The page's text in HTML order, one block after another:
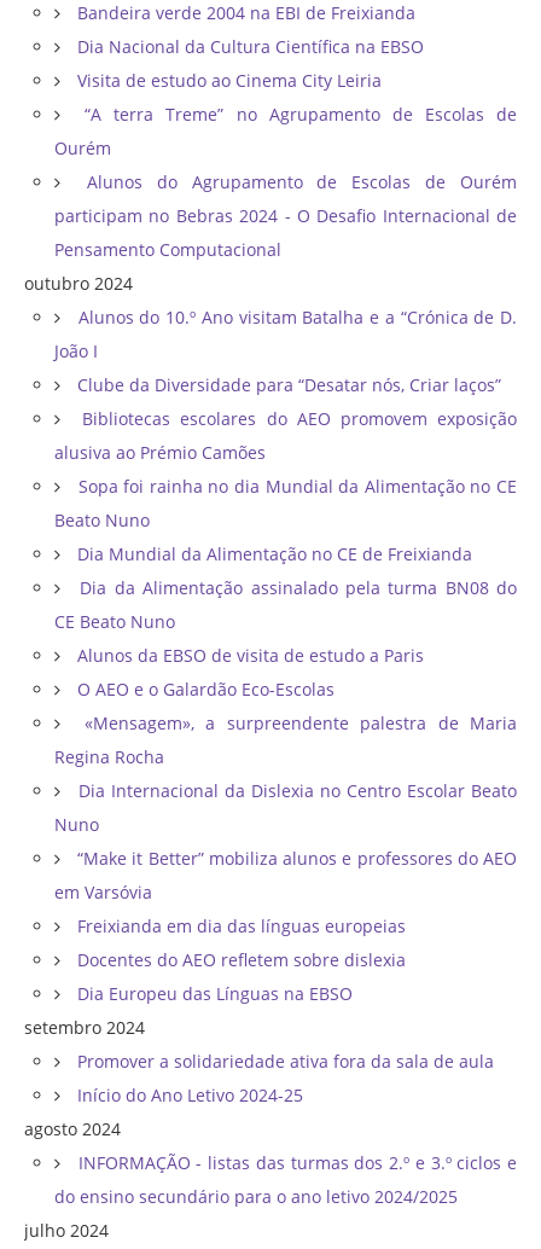
Bandeira verde 2004 na EBI de Freixianda
Dia Nacional da Cultura Científica na EBSO
Visita de estudo ao Cinema City Leiria
“A terra Treme” no Agrupamento de Escolas de
Ourém
Alunos do Agrupamento de Escolas de Ourém
participam no Bebras 2024 - O Desafio Internacional de
Pensamento Computacional
outubro 2024
Alunos do 10.º Ano visitam Batalha e a “Crónica de D.
João I
Clube da Diversidade para “Desatar nós, Criar laços”
Bibliotecas escolares do AEO promovem exposição
alusiva ao Prémio Camões
Sopa foi rainha no dia Mundial da Alimentação no CE
Beato Nuno
Dia Mundial da Alimentação no CE de Freixianda
Dia da Alimentação assinalado pela turma BN08 do
CE Beato Nuno
Alunos da EBSO de visita de estudo a Paris
O AEO e o Galardão Eco-Escolas
«Mensagem», a surpreendente palestra de Maria
Regina Rocha
Dia Internacional da Dislexia no Centro Escolar Beato
Nuno
“Make it Better” mobiliza alunos e professores do AEO
em Varsóvia
Freixianda em dia das línguas europeias
Docentes do AEO refletem sobre dislexia
Dia Europeu das Línguas na EBSO
setembro 2024
Promover a solidariedade ativa fora da sala de aula
Início do Ano Letivo 2024-25
agosto 2024
INFORMAÇÃO - listas das turmas dos 2.º e 3.º ciclos e
do ensino secundário para o ano letivo 2024/2025
julho 2024